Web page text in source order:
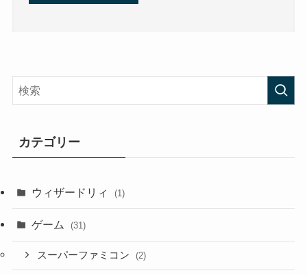
カテゴリー
ウィザードリィ (1)
ゲーム (31)
スーパーファミコン (2)